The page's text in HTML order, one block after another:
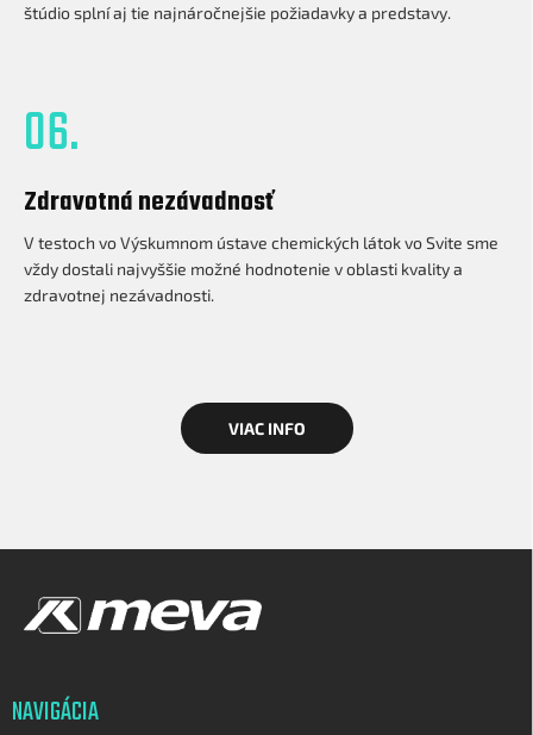
štúdio splní aj tie najnáročnejšie požiadavky a predstavy.
06.
Zdravotná nezávadnosť
V testoch vo Výskumnom ústave chemických látok vo Svite sme
vždy dostali najvyššie možné hodnotenie v oblasti kvality a
zdravotnej nezávadnosti.
VIAC INFO
Z
NAVIGÁCIA